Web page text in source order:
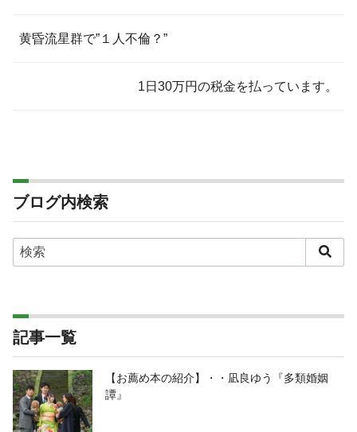
黄昏流星群で”１人不倫？”
1日30万円の税金を払っています。
ブログ内検索
記事一覧
【お薦め本の紹介】・・凪良ゆう『多類婚姻
譚』